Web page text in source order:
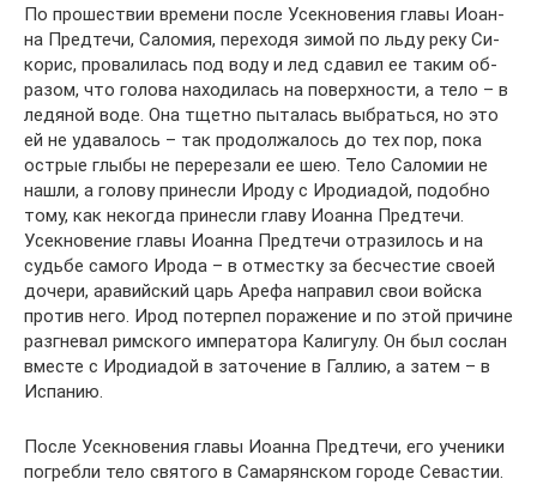
По про­ше­ствии вре­ме­ни по­сле Усек­но­ве­ния гла­вы Иоан­
на Пред­те­чи, Са­ло­мия, пе­ре­хо­дя зи­мой по льду ре­ку Си­
ко­рис, про­ва­ли­лась под во­ду и лед сда­вил ее та­ким об­
ра­зом, что го­ло­ва на­хо­ди­лась на по­верх­но­сти, а те­ло – в
ле­дя­ной во­де. Она тщет­но пы­та­лась вы­брать­ся, но это
ей не уда­ва­лось – так про­дол­жа­лось до тех пор, по­ка
ост­рые глы­бы не пе­ре­ре­за­ли ее шею. Те­ло Са­ло­мии не
на­шли, а го­ло­ву при­нес­ли Иро­ду с Иро­ди­а­дой, по­доб­но
то­му, как неко­гда при­нес­ли гла­ву Иоан­на Пред­те­чи.
Усек­но­ве­ние гла­вы Иоан­на Пред­те­чи от­ра­зи­лось и на
судь­бе са­мо­го Иро­да – в от­мест­ку за бес­че­стие сво­ей
до­че­ри, ара­вий­ский царь Аре­фа на­пра­вил свои вой­ска
про­тив него. Ирод по­тер­пел по­ра­же­ние и по этой при­чине
раз­гне­вал рим­ско­го им­пе­ра­то­ра Ка­ли­гу­лу. Он был со­слан
вме­сте с Иро­ди­а­дой в за­то­че­ние в Гал­лию, а за­тем – в
Ис­па­нию.
По­сле Усек­но­ве­ния гла­вы Иоан­на Пред­те­чи, его уче­ни­ки
по­греб­ли те­ло свя­то­го в Са­ма­рян­ском го­ро­де Се­ва­стии.